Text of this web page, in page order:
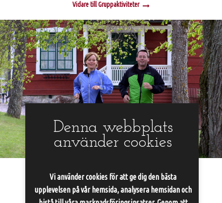
Vidare till Gruppaktiviteter
Enskilda aktiviteter
Denna webbplats
använder cookies
Vi använder cookies för att ge dig den bästa
upplevelsen på vår hemsida, analysera hemsidan och